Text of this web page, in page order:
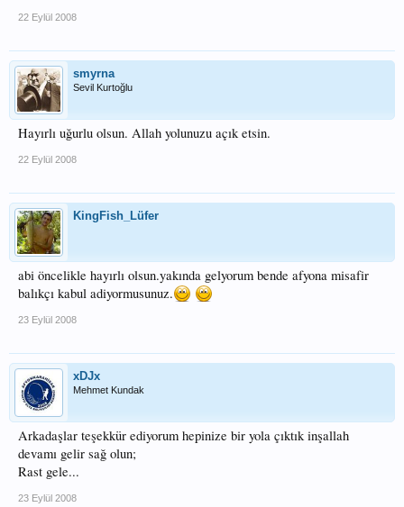
22 Eylül 2008
smyrna
Sevil Kurtoğlu
Hayırlı uğurlu olsun. Allah yolunuzu açık etsin.
22 Eylül 2008
KingFish_Lüfer
abi öncelikle hayırlı olsun.yakında gelyorum bende afyona misafir
balıkçı kabul adiyormusunuz.
23 Eylül 2008
xDJx
Mehmet Kundak
Arkadaşlar teşekkür ediyorum hepinize bir yola çıktık inşallah
devamı gelir sağ olun;
Rast gele...
23 Eylül 2008